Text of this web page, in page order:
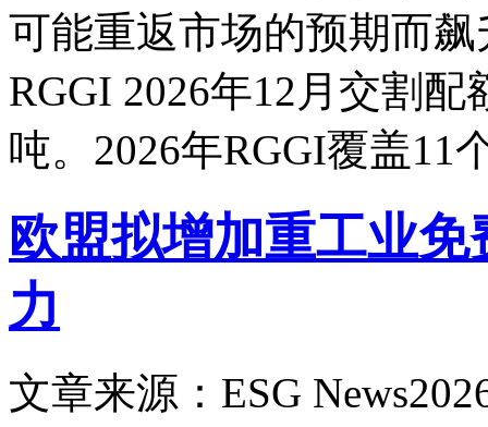
可能重返市场的预期而
RGGI 2026年12月交割
吨。2026年RGGI覆盖11
欧盟拟增加重工业
力
文章来源：ESG News